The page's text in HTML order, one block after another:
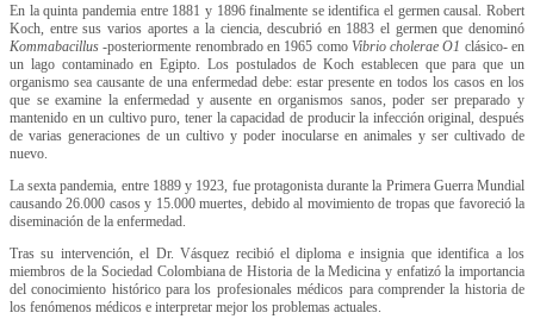
En la quinta pandemia entre 1881 y 1896 finalmente se identifica el germen causal. Robert
Koch, entre sus varios aportes a la ciencia, descubrió en 1883 el germen que denominó
Kommabacillus -posteriormente renombrado en 1965 como Vibrio cholerae O1 clásico- en
un lago contaminado en Egipto. Los postulados de Koch establecen que para que un
organismo sea causante de una enfermedad debe: estar presente en todos los casos en los
que se examine la enfermedad y ausente en organismos sanos, poder ser preparado y
mantenido en un cultivo puro, tener la capacidad de producir la infección original, después
de varias generaciones de un cultivo y poder inocularse en animales y ser cultivado de
nuevo.
La sexta pandemia, entre 1889 y 1923, fue protagonista durante la Primera Guerra Mundial
causando 26.000 casos y 15.000 muertes, debido al movimiento de tropas que favoreció la
diseminación de la enfermedad.
Tras su intervención, el Dr. Vásquez recibió el diploma e insignia que identifica a los
miembros de la Sociedad Colombiana de Historia de la Medicina y enfatizó la importancia
del conocimiento histórico para los profesionales médicos para comprender la historia de
los fenómenos médicos e interpretar mejor los problemas actuales.